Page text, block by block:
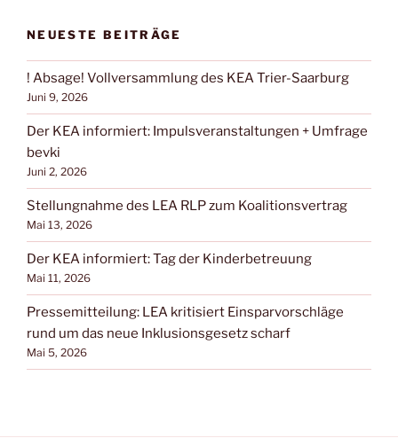
NEUESTE BEITRÄGE
! Absage! Vollversammlung des KEA Trier-Saarburg
Juni 9, 2026
Der KEA informiert: Impulsveranstaltungen + Umfrage
bevki
Juni 2, 2026
Stellungnahme des LEA RLP zum Koalitionsvertrag
Mai 13, 2026
Der KEA informiert: Tag der Kinderbetreuung
Mai 11, 2026
Pressemitteilung: LEA kritisiert Einsparvorschläge
rund um das neue Inklusionsgesetz scharf
Mai 5, 2026